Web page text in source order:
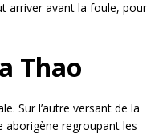
arriver avant la foule, pour
Thao
Sur l’autre versant de la
regroupant les